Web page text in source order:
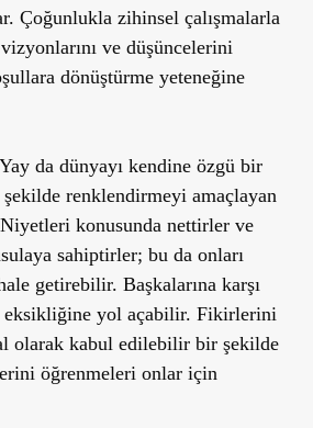
Çoğunlukla zihinsel çalışmalarla
ve düşüncelerini
dönüştürme yeteneğine
da dünyayı kendine özgü bir
şekilde renklendirmeyi amaçlayan
konusunda nettirler ve
sahiptirler; bu da onları
getirebilir. Başkalarına karşı
eksikliğine yol açabilir. Fikirlerini
olarak kabul edilebilir bir şekilde
öğrenmeleri onlar için